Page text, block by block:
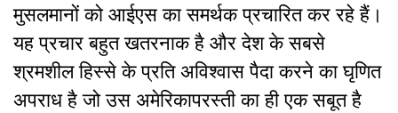
मुसलमानों को आईएस का समर्थक प्रचारित कर रहे हैं।
यह प्रचार बहुत खतरनाक है और देश के सबसे
श्रमशील हिस्से के प्रति अविश्वास पैदा करने का घृणित
अपराध है जो उस अमेरिकापरस्ती का ही एक सबूत है